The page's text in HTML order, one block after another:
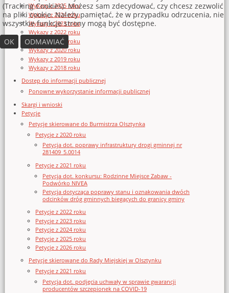
Wykazy z 2025 roku
Wykazy z 2024 roku
Wykazy z 2023 roku
Wykazy z 2022 roku
Wykazy z 2021 roku
Wykazy z 2020 roku
Wykazy z 2019 roku
Wykazy z 2018 roku
Dostęp do informacji publicznej
Ponowne wykorzystanie informacji publicznej
Skargi i wnioski
Petycje
Petycje skierowane do Burmistrza Olsztynka
Petycje z 2020 roku
Petycja dot. poprawy infrastruktury drogi gminnej nr
281409_5.0014
Petycje z 2021 roku
Petycja dot. konkursu: Rodzinne Miejsce Zabaw -
Podwórko NIVEA
Petycja dotycząca poprawy stanu i oznakowania dwóch
odcinków dróg gminnych biegących do granicy gminy
Petycje z 2022 roku
Petycje z 2023 roku
Petycje z 2024 roku
Petycje z 2025 roku
Petycje z 2026 roku
Petycje skierowane do Rady Miejskiej w Olsztynku
Petycje z 2021 roku
Petycja dot. podjęcia uchwały w sprawie gwarancji
producentów szczepionek na COVID-19
(Tracking Cookies). Możesz sam zdecydować, czy chcesz zezwolić
na pliki cookie. Należy pamiętać, że w przypadku odrzucenia, nie
wszystkie funkcje strony mogą być dostępne.
OK
ODMAWIAĆ